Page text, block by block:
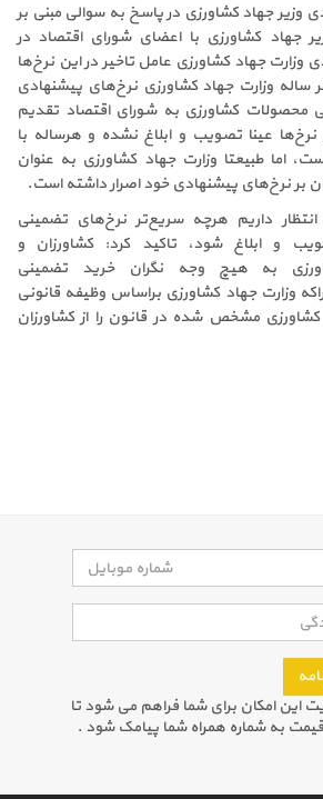
وزیر جهاد کشاورزی در پاسخ به سوالی مبنی بر
جهاد کشاورزی با اعضای شورای اقتصاد در
جهاد کشاورزی عامل تاخیر در این نرخ‌ها
ساله وزارت جهاد کشاورزی نرخ‌های پیشنهادی
محصولات کشاورزی به شورای اقتصاد تقدیم
عینا تصویب و ابلاغ نشده و هرساله با
اما طبیعتا وزارت جهاد کشاورزی به عنوان
بر نرخ‌های پیشنهادی خود اصرار داشته است.
داریم هرچه سریع‌تر نرخ‌های تضمینی
و ابلاغ شود، تاکید کرد: کشاورزان و
به هیچ وجه نگران خرید تضمینی
وزارت جهاد کشاورزی براساس وظیفه قانونی
مشخص شده در قانون را از کشاورزان
این امکان برای شما فراهم می شود تا
به شماره همراه شما پیامک شود .